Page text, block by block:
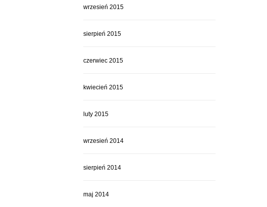
wrzesień 2015
sierpień 2015
czerwiec 2015
kwiecień 2015
luty 2015
wrzesień 2014
sierpień 2014
maj 2014